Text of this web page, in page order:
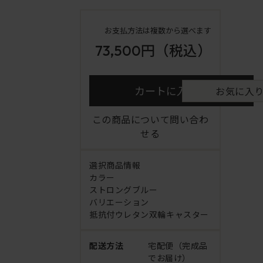
お支払方法は複数から選べます
73,500円 （税込）
カートに入れる お気に入
この商品について問い合わ
せる
選択商品情報
カラー
ストロングブルー
バリエーション
抵抗付ウレタン双輪キャスター
配送方法
宅配便（完成品
でお届け）